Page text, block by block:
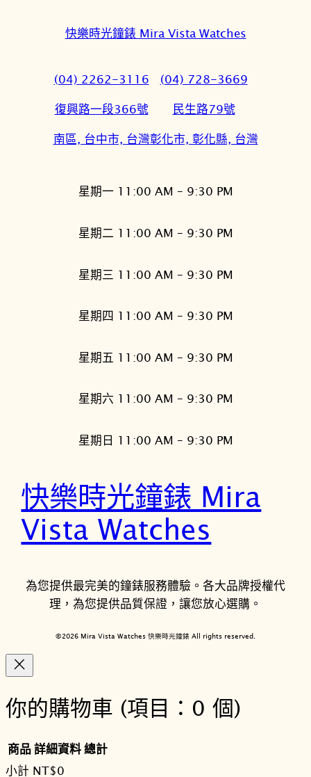
快樂時光鐘錶 Mira Vista Watches
(04) 2262-3116
復興路一段366號
南區, 台中市, 台灣
(04) 728-3669
民生路79號
彰化市, 彰化縣, 台灣
星期一 11:00 AM – 9:30 PM
星期二 11:00 AM – 9:30 PM
星期三 11:00 AM – 9:30 PM
星期四 11:00 AM – 9:30 PM
星期五 11:00 AM – 9:30 PM
星期六 11:00 AM – 9:30 PM
星期日 11:00 AM – 9:30 PM
快樂時光鐘錶 Mira
Vista Watches
為您提供最完美的鐘錶服務體驗。各大品牌授權代
理，為您提供品質保證，讓您放心選購。
©2026 Mira Vista Watches 快樂時光鐘錶 All rights reserved.
你的購物車 (項目：0 個)
商品詳細資料總計
小計 NT$0